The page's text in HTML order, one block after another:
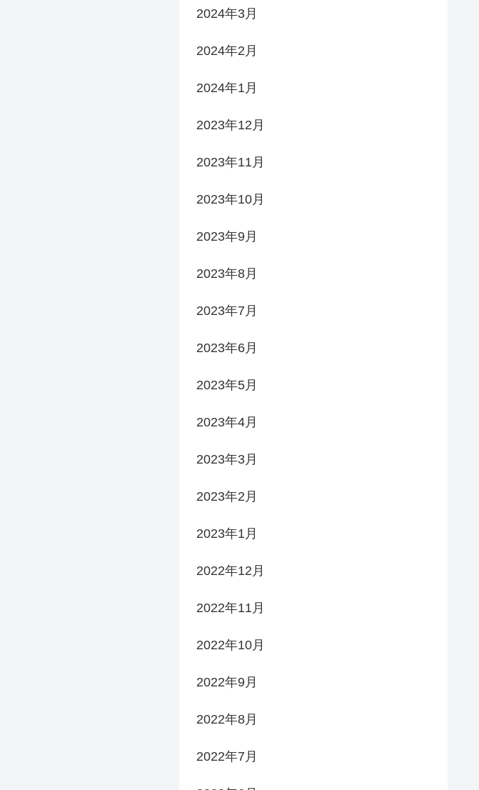
2024年3月
2024年2月
2024年1月
2023年12月
2023年11月
2023年10月
2023年9月
2023年8月
2023年7月
2023年6月
2023年5月
2023年4月
2023年3月
2023年2月
2023年1月
2022年12月
2022年11月
2022年10月
2022年9月
2022年8月
2022年7月